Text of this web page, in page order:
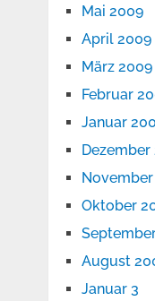
Mai 2009
April 2009
März 2009
Februar
Januar
Dezember
Oktober
August
Januar 3